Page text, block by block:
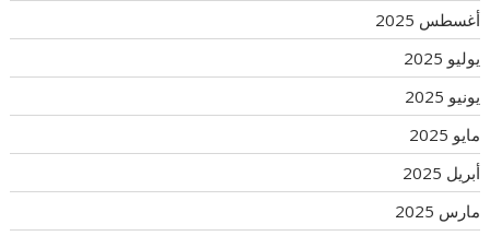
أغسطس 2025
يوليو 2025
يونيو 2025
مايو 2025
أبريل 2025
مارس 2025